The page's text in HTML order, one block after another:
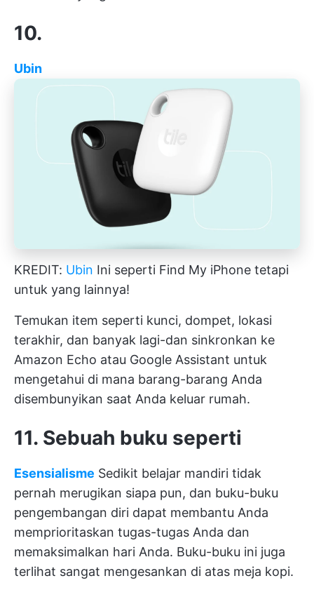
10.
Ubin
KREDIT: Ubin Ini seperti Find My iPhone tetapi
untuk yang lainnya!
Temukan item seperti kunci, dompet, lokasi
terakhir, dan banyak lagi-dan sinkronkan ke
Amazon Echo atau Google Assistant untuk
mengetahui di mana barang-barang Anda
disembunyikan saat Anda keluar rumah.
11. Sebuah buku seperti
Esensialisme Sedikit belajar mandiri tidak
pernah merugikan siapa pun, dan buku-buku
pengembangan diri dapat membantu Anda
memprioritaskan tugas-tugas Anda dan
memaksimalkan hari Anda. Buku-buku ini juga
terlihat sangat mengesankan di atas meja kopi.